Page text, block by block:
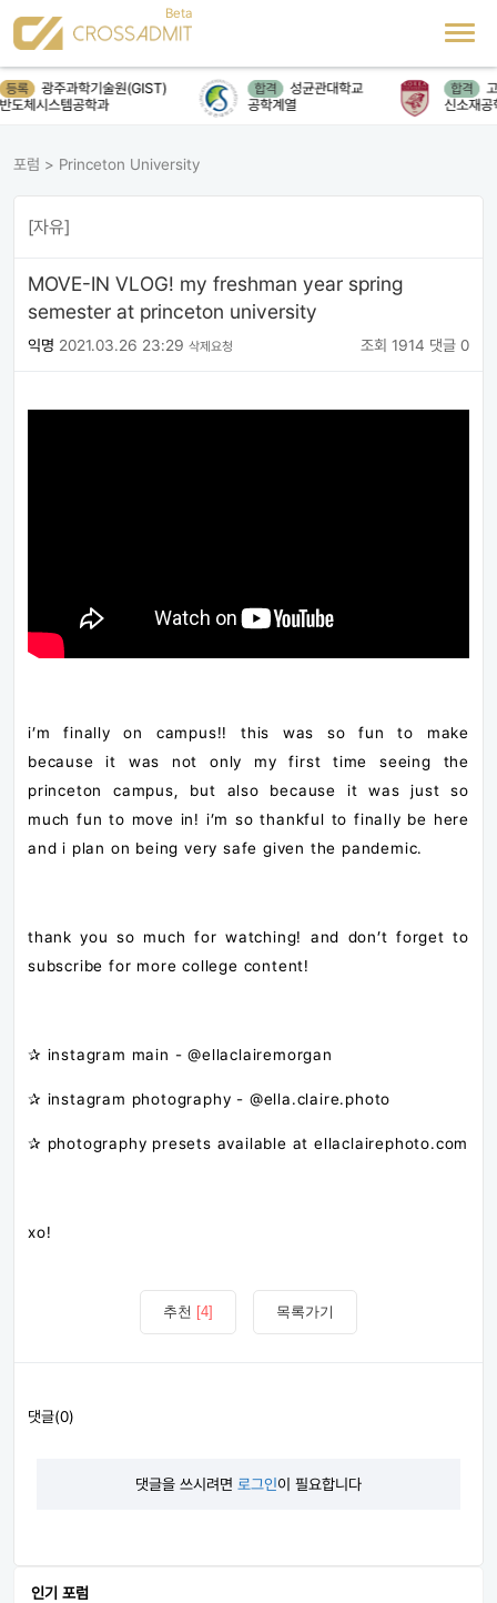
등록
광주과학기술원(GIST)
도체시스템공학과
합격
성균관대학교
공학계열
합격
고
신소재공
포럼 > Princeton University
[자유]
MOVE-IN VLOG! my freshman year spring
semester at princeton university
익명 2021.03.26 23:29 삭제요청 조회 1914 댓글 0
i’m finally on campus!! this was so fun to make
because it was not only my first time seeing the
princeton campus, but also because it was just so
much fun to move in! i’m so thankful to finally be here
and i plan on being very safe given the pandemic.
thank you so much for watching! and don’t forget to
subscribe for more college content!
✰ instagram main - @ellaclairemorgan
✰ instagram photography - @ella.claire.photo
✰ photography presets available at ellaclairephoto.com
xo!
추천 [4] 목록가기
댓글(0)
댓글을 쓰시려면 로그인이 필요합니다
인기 포럼